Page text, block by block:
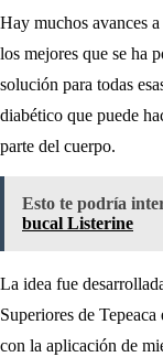
Hay muchos avances
los mejores que se ha
solución para todas
diabético que puede
parte del cuerpo.
Esto te podría
bucal Listerine
La idea fue
Superiores de
con la aplicación de